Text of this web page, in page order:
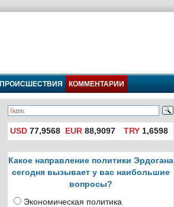
ПРОИСШЕСТВИЯ КОММЕНТАРИИ
USD 77,9568 EUR 88,9097 TRY1,6598
Какое направление политики Эрдогана
сегодня вызывает у вас наибольшие
вопросы?
Экономическая политика